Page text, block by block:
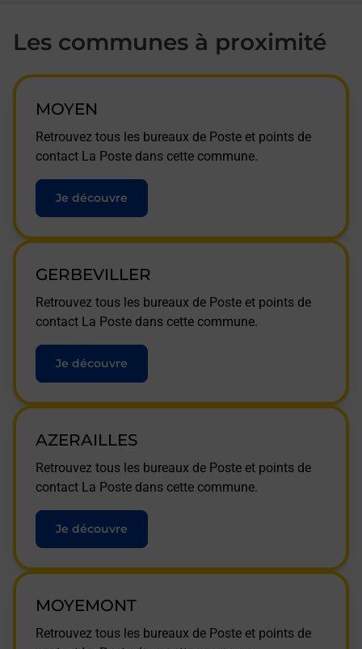
Les communes à proximité
MOYEN
Retrouvez tous les bureaux de Poste et points de
contact La Poste dans cette commune.
Je découvre
GERBEVILLER
Retrouvez tous les bureaux de Poste et points de
contact La Poste dans cette commune.
Je découvre
AZERAILLES
Retrouvez tous les bureaux de Poste et points de
contact La Poste dans cette commune.
Je découvre
MOYEMONT
Retrouvez tous les bureaux de Poste et points de